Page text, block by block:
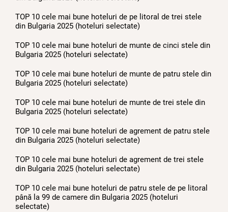
TOP 10 cele mai bune hoteluri de pe litoral de trei stele
din Bulgaria 2025 (hoteluri selectate)
TOP 10 cele mai bune hoteluri de munte de cinci stele din
Bulgaria 2025 (hoteluri selectate)
TOP 10 cele mai bune hoteluri de munte de patru stele din
Bulgaria 2025 (hoteluri selectate)
TOP 10 cele mai bune hoteluri de munte de trei stele din
Bulgaria 2025 (hoteluri selectate)
TOP 10 cele mai bune hoteluri de agrement de patru stele
din Bulgaria 2025 (hoteluri selectate)
TOP 10 cele mai bune hoteluri de agrement de trei stele
din Bulgaria 2025 (hoteluri selectate)
TOP 10 cele mai bune hoteluri de patru stele de pe litoral
până la 99 de camere din Bulgaria 2025 (hoteluri
selectate)